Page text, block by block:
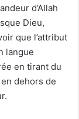
d’Allah
Dieu,
que l’attribut
langue
en tirant du
dehors de